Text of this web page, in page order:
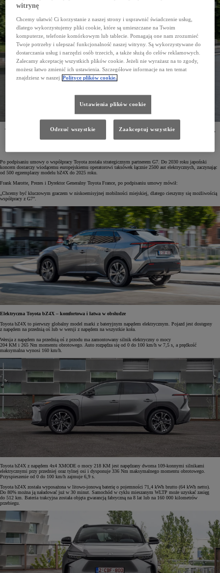
Toyota i francuska firma G7, będąca jednym z największych operatorów taksówkowych w Europie,
G7 500 egzemplarzy elektrycznego SUV-a Toyota bZ4X, a do 2030 roku – 2500 aut elektrycznych.
Po podpisaniu umowy o współpracy Toyota została strategicznym partnerem G7. Do 2030 roku japoński
koncern dostarczy wiodącemu europejskiemu operatorowi taksówek łącznie 2500 aut elektrycznych, zaczynając
od 500 egzemplarzy modelu bZ4X do 2025 roku.
Frank Marotte, Prezes i Dyrektor Generalny Toyota France, po podpisaniu umowy mówił:
„Chcemy być kluczowym graczem w niskoemisyjnej mobilności miejskiej, dlatego cieszymy się możliwością
współpracy z G7”.
Elektryczna Toyota bZ4X – komfortowa i łatwa w obsłudze
Toyota bZ4X to pierwszy globalny model marki z bateryjnym napędem elektrycznym. Pojazd jest dostępny
z napędem na przednią oś lub w wersji z napędem na wszystkie koła.
Wersja z napędem na przednią oś z przodu ma zamontowany silnik elektryczny o mocy
204 KM i 265 Nm momentu obrotowego. Auto rozpędza się od 0 do 100 km/h w 7,5 s, a prędkość
maksymalna wynosi 160 km/h.
Toyota bZ4X z napędem 4x4 XMODE o mocy 218 KM jest napędzany dwoma 109-konnymi silnikami
elektrycznymi przy przedniej oraz tylnej osi i dysponuje 336 Nm maksymalnego momentu obrotowego.
Przyspieszenie od 0 do 100 km/h zajmuje 6,9 s.
Toyota bZ4X została wyposażona w litowo-jonową baterię o pojemności 71,4 kWh brutto (64 kWh netto).
Do 80% można ją naładować już w 30 minut. Samochód w cyklu mieszanym WLTP może uzyskać zasięg
do 512 km. Bateria trakcyjna została objęta gwarancją fabryczną na 8 lat lub na 160 000 kilometrów
przebiegu.
witrynę
Chcemy ułatwić Ci korzystanie z naszej strony i usprawnić świadczenie usług,
dlatego wykorzystujemy pliki cookie, które są umieszczane na Twoim
komputerze, telefonie komórkowym lub tablecie. Pomagają one nam zrozumieć
Twoje potrzeby i ulepszać funkcjonalność naszej witryny. Są wykorzystywane do
dostarczania usług i narzędzi osób trzecich, a także służą do celów reklamowych.
Zalecamy akceptację wszystkich plików cookie. Jeżeli nie wyrażasz na to zgody,
możesz łatwo zmienić ich ustawienia. Szczegółowe informacje na ten temat
znajdziesz w naszej Polityce plików cookie.
Ustawienia plików cookie
Odrzuć wszystkie Zaakceptuj wszystkie